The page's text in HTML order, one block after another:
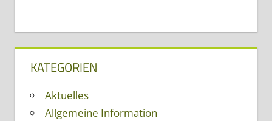
KATEGORIEN
Aktuelles
Allgemeine Information